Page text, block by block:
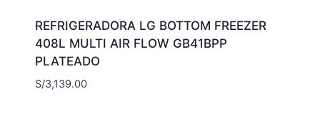
REFRIGERADORA LG BOTTOM FREEZER
408L MULTI AIR FLOW GB41BPP
PLATEADO
S/3,139.00